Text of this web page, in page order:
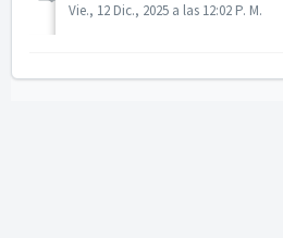
Vie., 12 Dic., 2025 a las 12:02 P. M.